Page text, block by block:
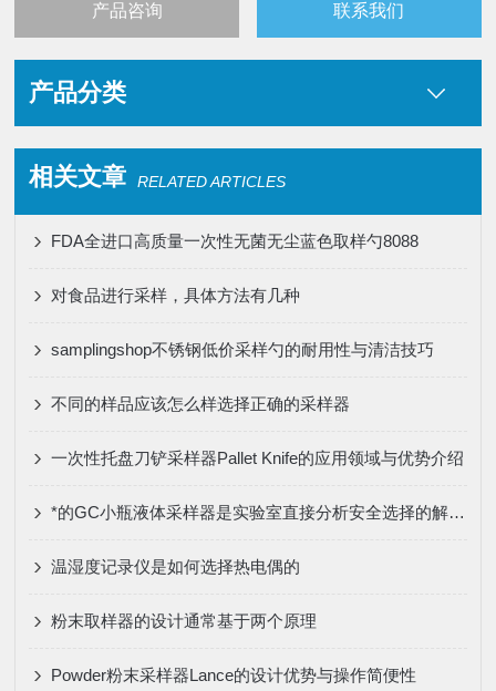
产品咨询 联系我们
产品分类
相关文章 RELATED ARTICLES
FDA全进口高质量一次性无菌无尘蓝色取样勺8088
对食品进行采样，具体方法有几种
samplingshop不锈钢低价采样勺的耐用性与清洁技巧
不同的样品应该怎么样选择正确的采样器
一次性托盘刀铲采样器Pallet Knife的应用领域与优势介绍
*的GC小瓶液体采样器是实验室直接分析安全选择的解决方案
温湿度记录仪是如何选择热电偶的
粉末取样器的设计通常基于两个原理
Powder粉末采样器Lance的设计优势与操作简便性